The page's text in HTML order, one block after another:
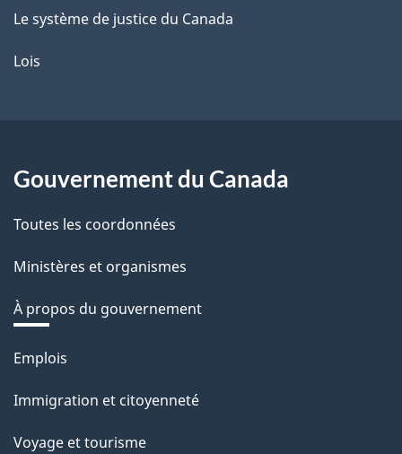
Le système de justice du Canada
Lois
Gouvernement du Canada
Toutes les coordonnées
Ministères et organismes
À propos du gouvernement
Thèmes
sujets
Emplois
Immigration et citoyenneté
Voyage et tourisme